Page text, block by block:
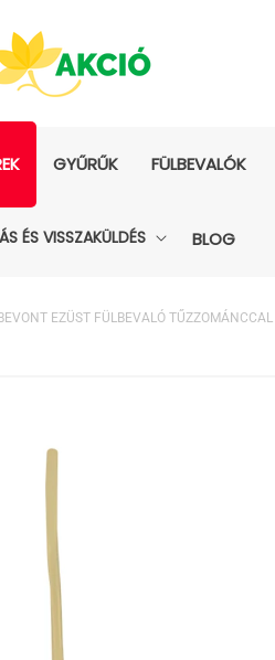
GYŰRŰK FÜLBEVALÓK
ÉS VISSZAKÜLDÉS BLOG
EZÜST FÜLBEVALÓ TŰZZOMÁNCCAL